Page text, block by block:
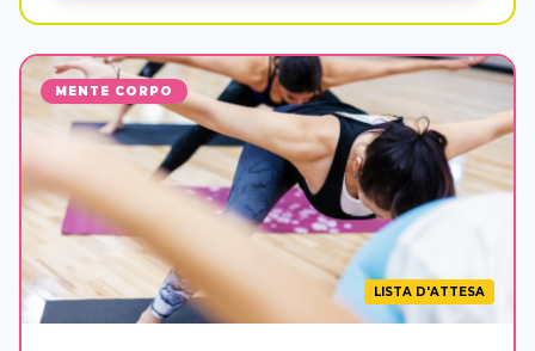
MENTE CORPO
LISTA D'ATTESA